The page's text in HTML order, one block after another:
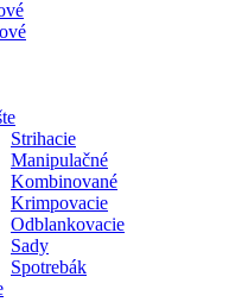
Strihacie
Manipulačné
Kombinované
Krimpovacie
Odblankovacie
Sady
Spotrebák